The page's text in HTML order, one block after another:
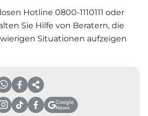
Hotline 0800-1110111 oder
Sie Hilfe von Beratern, die
Situationen aufzeigen
Google
News